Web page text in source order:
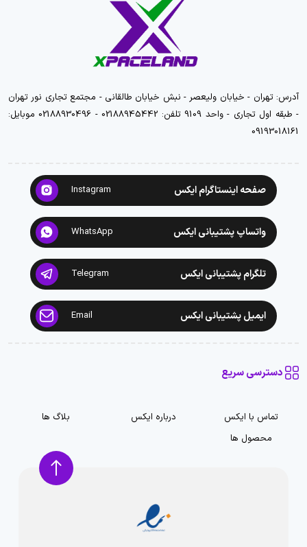
آدرس: تهران - خیابان ولیعصر - نبش خیابان طالقانی - مجتمع تجاری نور تهران
- طبقه اول تجاری - واحد 9109 تلفن: 02188945442 - 02188930496 موبایل:
09193018161
صفحه اینستاگرام ایکس Instagram
واتساپ پشتیبانی ایکس WhatsApp
تلگرام پشتیبانی ایکس Telegram
ایمیل پشتیبانی ایکس Email
دسترسی سریع
تماس با ایکس درباره ایکس
بلاگ ها
محصول ها